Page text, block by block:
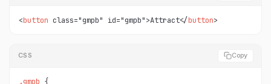
<button class="gmpb" id="gmpb">Attract</button>
CSS Copy
.gmpb {